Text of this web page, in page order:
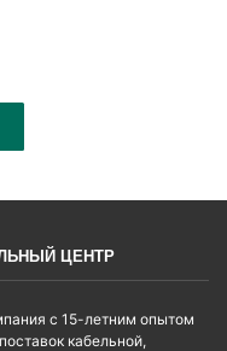
ЦЕНТР
с 15-летним опытом
кабельной,